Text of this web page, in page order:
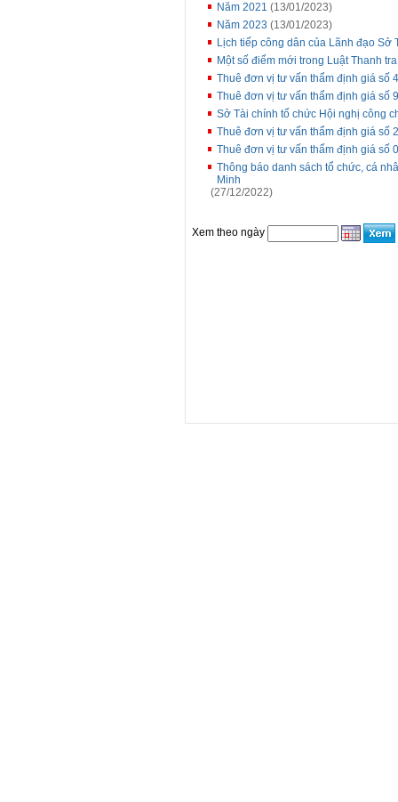
Năm 2021 (13/01/2023)
Năm 2023 (13/01/2023)
Lịch tiếp công dân của Lãnh đạo Sở
Một số điểm mới trong Luật Thanh
Thuê đơn vị tư vấn thẩm định giá số
Thuê đơn vị tư vấn thẩm định giá số
Sở Tài chính tổ chức Hội nghị công
Thuê đơn vị tư vấn thẩm định giá số
Thuê đơn vị tư vấn thẩm định giá số
Thông báo danh sách tổ chức, cá
Minh
(27/12/2022)
Xem theo ngày